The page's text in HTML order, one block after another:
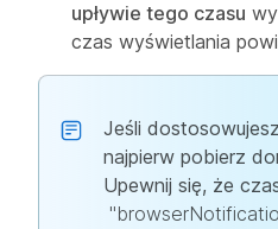
upływie tego czasu
czas wyświetlania
Jeśli
najpierw pobierz
Upewnij się, że